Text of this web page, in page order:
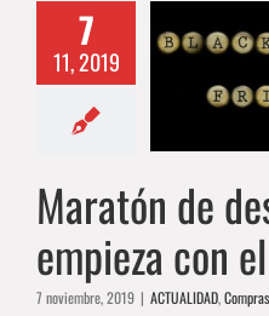
7
11, 2019
que
con el Black
Maratón de
empieza con
7 noviembre, 2019 | ACTUALIDAD,Compras